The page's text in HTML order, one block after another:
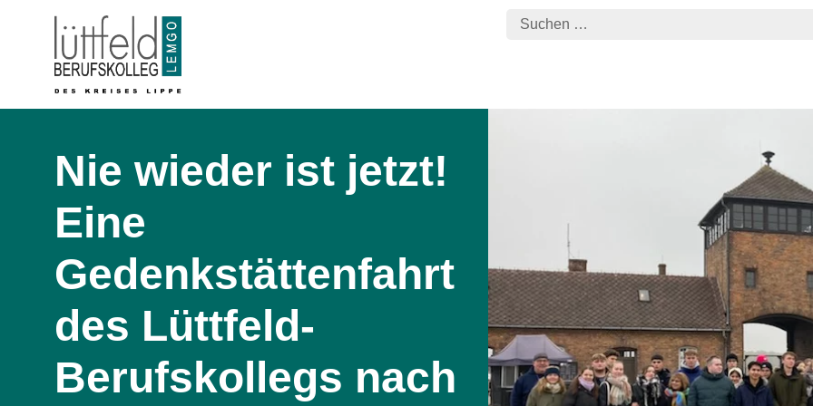
Nie wieder ist jetzt!
Eine
Gedenkstättenfahrt
des Lüttfeld-
Berufskollegs nach